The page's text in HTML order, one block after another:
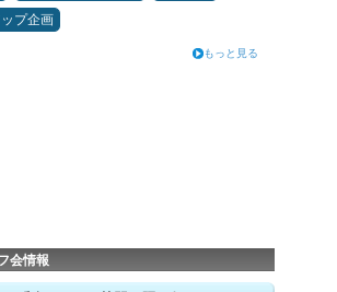
プ企画
もっと見る
会情報